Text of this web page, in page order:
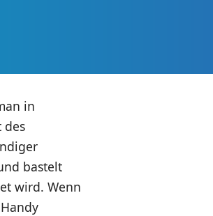
in
des
bastelt
wird. Wenn